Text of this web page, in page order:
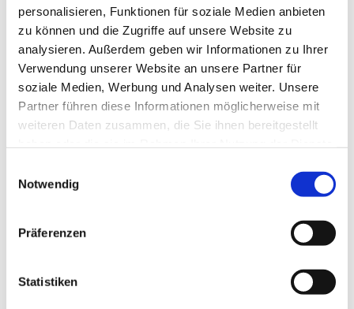
personalisieren, Funktionen für soziale Medien anbieten
zu können und die Zugriffe auf unsere Website zu
analysieren. Außerdem geben wir Informationen zu Ihrer
Verwendung unserer Website an unsere Partner für
soziale Medien, Werbung und Analysen weiter. Unsere
Partner führen diese Informationen möglicherweise mit
weiteren Daten zusammen, die Sie ihnen bereitgestellt
Notwendig
Präferenzen
Statistiken
Dies könnte Sie auch